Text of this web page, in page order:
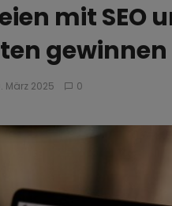
mit SEO
gewinnen
März 2025 0